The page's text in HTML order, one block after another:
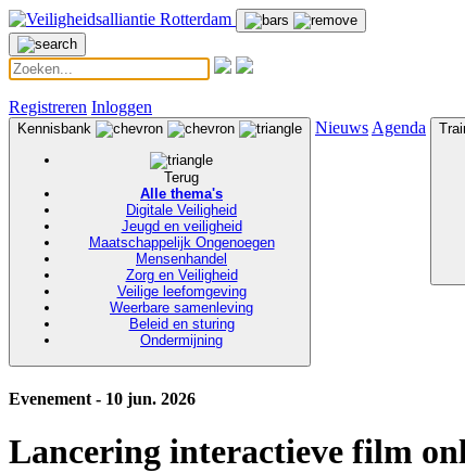
Registreren Inloggen
Kennisbank
Terug
Alle thema's
Digitale Veiligheid
Jeugd en veiligheid
Maatschappelijk Ongenoegen
Mensenhandel
Zorg en Veiligheid
Veilige leefomgeving
Weerbare samenleving
Beleid en sturing
Ondermijning
Nieuws Agenda
Evenement - 10 jun. 2026
Lancering interactieve film